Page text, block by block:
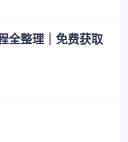
全整理｜免费获取